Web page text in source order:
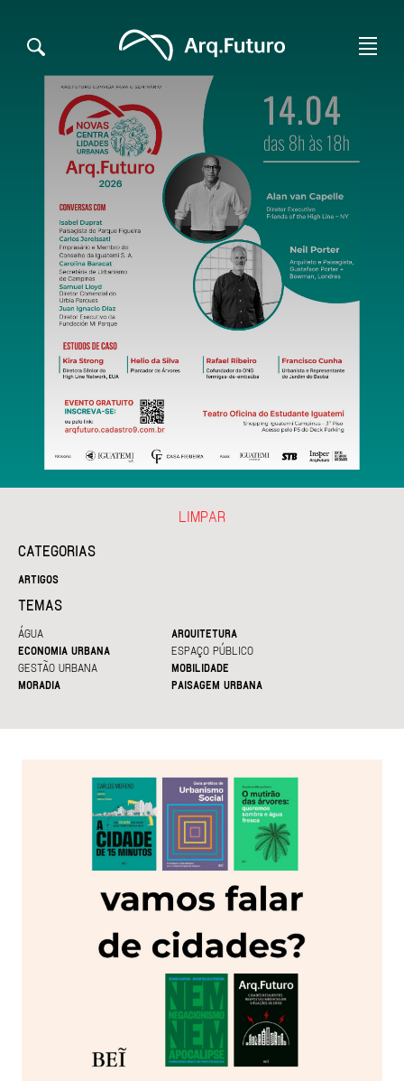
CATEGORIAS
ARTIGOS
TEMAS
ÁGUA
ARQUITETURA
ECONOMIA URBANA
ESPAÇO PÚBLICO
GESTÃO URBANA
MOBILIDADE
MORADIA
PAISAGEM URBANA
LIMPAR